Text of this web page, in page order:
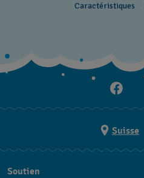
Caractéristiques
Suisse
Soutien